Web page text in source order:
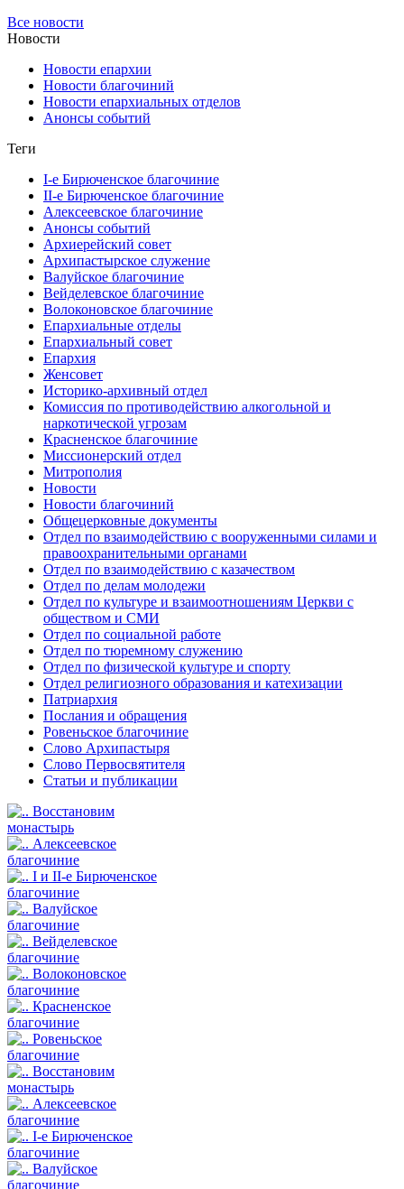
Все новости
Новости
Новости епархии
Новости благочиний
Новости епархиальных отделов
Анонсы событий
Теги
I-е Бирюченское благочиние
II-е Бирюченское благочиние
Алексеевское благочиние
Анонсы событий
Архиерейский совет
Архипастырское служение
Валуйское благочиние
Вейделевское благочиние
Волоконовское благочиние
Епархиальные отделы
Епархиальный совет
Епархия
Женсовет
Историко-архивный отдел
Комиссия по противодействию алкогольной и
наркотической угрозам
Красненское благочиние
Миссионерский отдел
Митрополия
Новости
Новости благочиний
Общецерковные документы
Отдел по взаимодействию с вооруженными силами и
правоохранительными органами
Отдел по взаимодействию с казачеством
Отдел по делам молодежи
Отдел по культуре и взаимоотношениям Церкви с
обществом и СМИ
Отдел по социальной работе
Отдел по тюремному служению
Отдел по физической культуре и спорту
Отдел религиозного образования и катехизации
Патриархия
Послания и обращения
Ровеньское благочиние
Слово Архипастыря
Слово Первосвятителя
Статьи и публикации
Восстановим
монастырь
Алексеевское
благочиние
I и II-е Бирюченское
благочиние
Валуйское
благочиние
Вейделевское
благочиние
Волоконовское
благочиние
Красненское
благочиние
Ровеньское
благочиние
Восстановим
монастырь
Алексеевское
благочиние
I-е Бирюченское
благочиние
Валуйское
благочиние